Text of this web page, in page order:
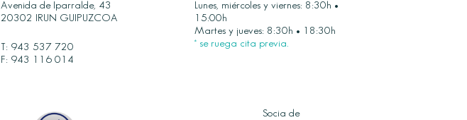
Avenida de Iparralde, 43
20302 IRUN GUIPUZCOA
T: 943 537 720
F: 943 116 014
Lunes, miércoles y viernes: 8:30h •
15:00h
Martes y jueves: 8:30h • 18:30h
* se ruega cita previa.
Socia de